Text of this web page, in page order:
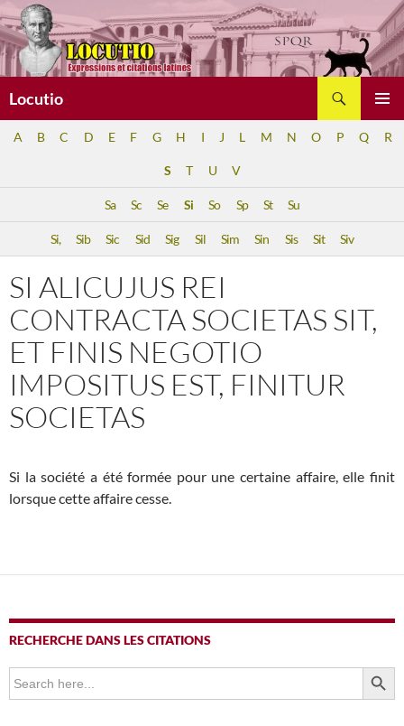
Aller
au
contenu
Locutio
A B C D E F G H I J L M N O P Q R
S T U V
Sa Sc Se Si So Sp St Su
Si, Sib Sic Sid Sig Sil Sim Sin Sis Sit Siv
SI ALICUJUS REI
CONTRACTA SOCIETAS SIT,
ET FINIS NEGOTIO
IMPOSITUS EST, FINITUR
SOCIETAS
Si la société a été formée pour une certaine affaire, elle finit
lorsque cette affaire cesse.
RECHERCHE DANS LES CITATIONS
Search
for:
SEARCH